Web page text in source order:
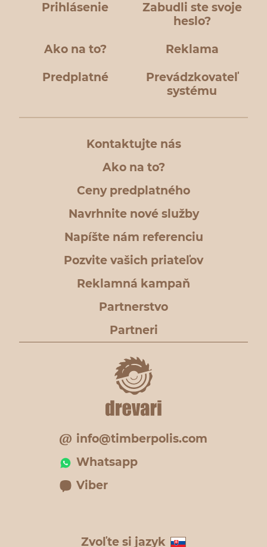
Prihlásenie
Zabudli ste svoje
heslo?
Ako na to? Reklama
Predplatné
Prevádzkovateľ
systému
Kontaktujte nás
Ako na to?
Ceny predplatného
Navrhnite nové služby
Napíšte nám referenciu
Pozvite vašich priateľov
Reklamná kampaň
Partnerstvo
Partneri
info@timberpolis.com
Whatsapp
Viber
Zvoľte si jazyk